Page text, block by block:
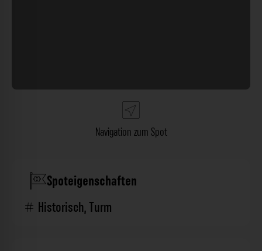
Navigation zum Spot
Spoteigenschaften
Historisch,Turm